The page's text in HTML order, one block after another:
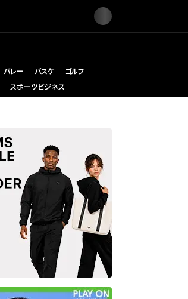
バレー バスケ
ゴルフ
スポーツビジネス